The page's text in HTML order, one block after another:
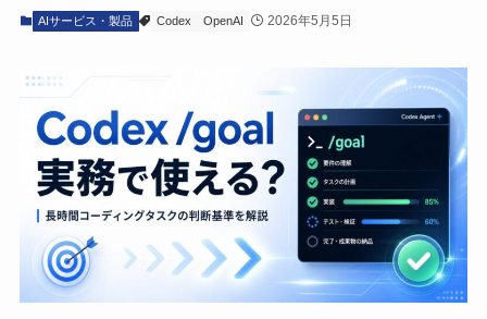
AIサービス・製品 Codex OpenAI 2026年5月5日